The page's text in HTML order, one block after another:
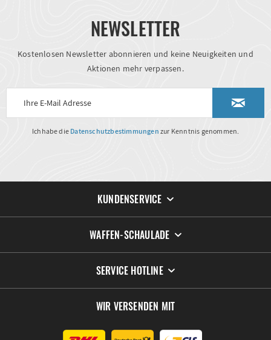
NEWSLETTER
Kostenlosen Newsletter abonnieren und keine Neuigkeiten und
Aktionen mehr verpassen.
Ich habe die Datenschutzbestimmungen zur Kenntnis genommen.
KUNDENSERVICE
WAFFEN-SCHAULADE
SERVICE HOTLINE
WIR VERSENDEN MIT